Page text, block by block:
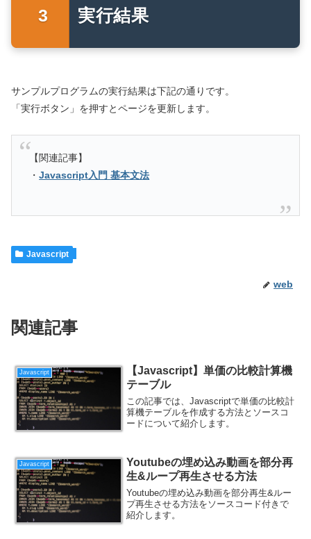
実行結果
サンプルプログラムの実行結果は下記の通りです。
「実行ボタン」を押すとページを更新します。
【関連記事】
・Javascript入門 基本文法
Javascript
web
関連記事
Javascript
【Javascript】単価の比較計算機
テーブル
この記事では、Javascriptで単価の比較計
算機テーブルを作成する方法とソースコ
ードについて紹介します。
Javascript
Youtubeの埋め込み動画を部分再
生&ループ再生させる方法
Youtubeの埋め込み動画を部分再生&ルー
プ再生させる方法をソースコード付きで
紹介します。